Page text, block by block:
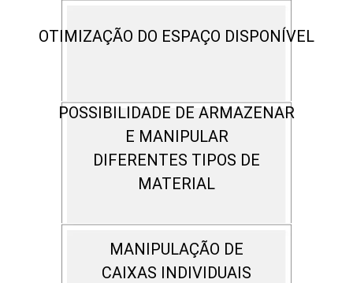
OTIMIZAÇÃO DO ESPAÇO DISPONÍVEL
POSSIBILIDADE DE ARMAZENAR
E MANIPULAR
DIFERENTES TIPOS DE
MATERIAL
MANIPULAÇÃO DE
CAIXAS INDIVIDUAIS